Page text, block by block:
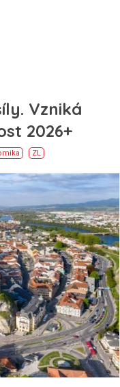
Vzniká
2026+
ZL